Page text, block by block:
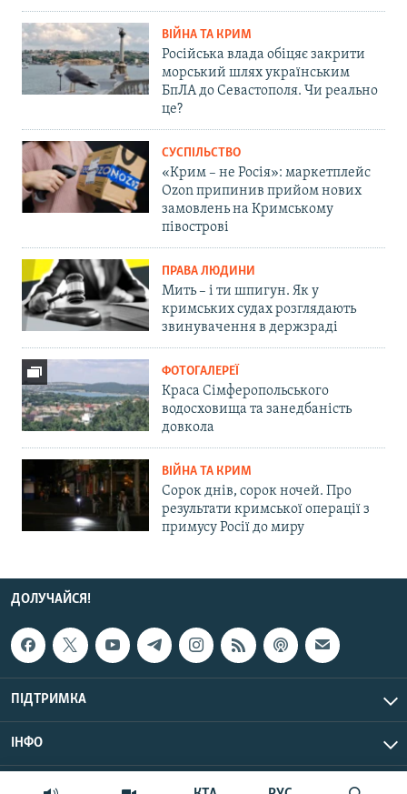
ВІЙНА ТА КРИМ
Російська влада обіцяє закрити
морський шлях українським
БпЛА до Севастополя. Чи реально
це?
СУСПІЛЬСТВО
«Крим – не Росія»: маркетплейс
Ozon припинив прийом нових
замовлень на Кримському
півострові
ПРАВА ЛЮДИНИ
Мить – і ти шпигун. Як у
кримських судах розглядають
звинувачення в держзраді
ФОТОГАЛЕРЕЇ
Краса Сімферопольського
водосховища та занедбаність
довкола
ВІЙНА ТА КРИМ
Сорок днів, сорок ночей. Про
результати кримської операції з
примусу Росії до миру
ДОЛУЧАЙСЯ!
ПІДТРИМКА
ІНФО
© Крим.Реалії, 2026 | Усі права застережено.